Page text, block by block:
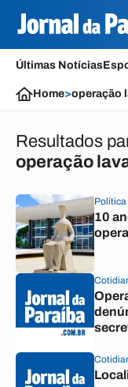
Últimas Notícias
Home>operação
Resultados
operação
Política
10